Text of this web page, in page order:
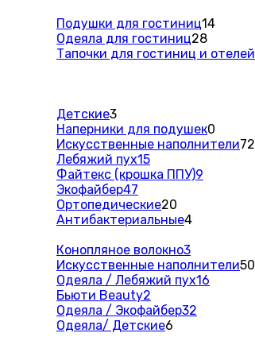
Подушки для гостиниц14
Одеяла для гостиниц28
Тапочки для гостиниц и отелей
Детские3
Наперники для подушек0
Искусственные наполнители72
Лебяжий пух15
Файтекс (крошка ППУ)9
Экофайбер47
Ортопедические20
Антибактериальные4
Конопляное волокно3
Искусственные наполнители50
Одеяла / Лебяжий пух16
Бьюти Beauty2
Одеяла / Экофайбер32
Одеяла/ Детские6